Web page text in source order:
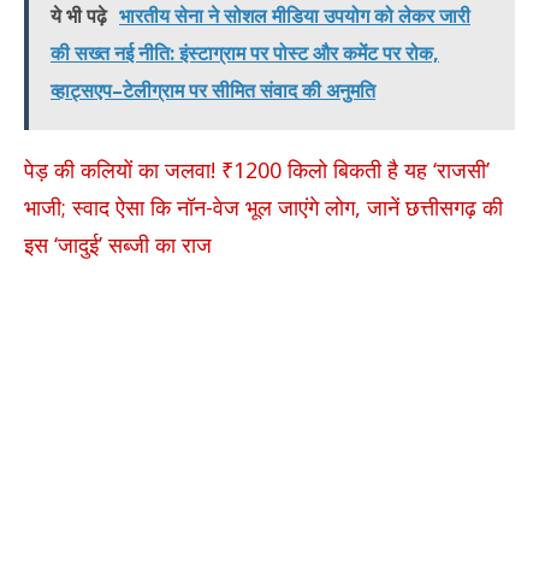
ये भी पढ़े भारतीय सेना ने सोशल मीडिया उपयोग को लेकर जारी
की सख्त नई नीति: इंस्टाग्राम पर पोस्ट और कमेंट पर रोक,
व्हाट्सएप–टेलीग्राम पर सीमित संवाद की अनुमति
पेड़ की कलियों का जलवा! ₹1200 किलो बिकती है यह ‘राजसी’
भाजी; स्वाद ऐसा कि नॉन-वेज भूल जाएंगे लोग, जानें छत्तीसगढ़ की
इस ‘जादुई’ सब्जी का राज